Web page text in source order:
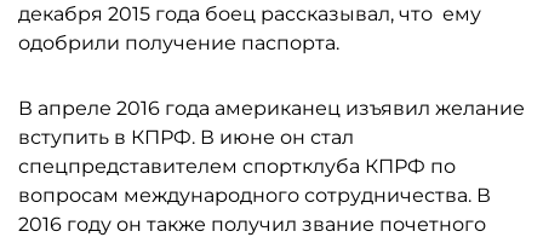
декабря 2015 года боец рассказывал, что ему
одобрили получение паспорта.
В апреле 2016 года американец изъявил желание
вступить в КПРФ. В июне он стал
спецпредставителем спортклуба КПРФ по
вопросам международного сотрудничества. В
2016 году он также получил звание почетного